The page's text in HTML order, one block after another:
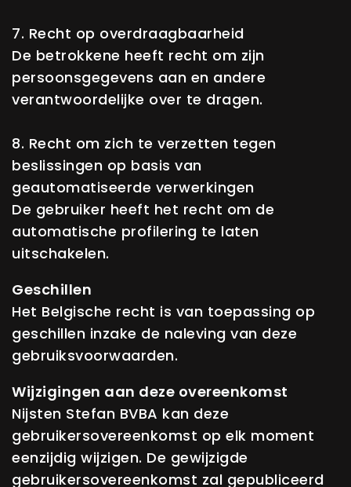
7. Recht op overdraagbaarheid
De betrokkene heeft recht om zijn
persoonsgegevens aan en andere
verantwoordelijke over te dragen.
8. Recht om zich te verzetten tegen
beslissingen op basis van
geautomatiseerde verwerkingen
De gebruiker heeft het recht om de
automatische profilering te laten
uitschakelen.
Geschillen
Het Belgische recht is van toepassing op
geschillen inzake de naleving van deze
gebruiksvoorwaarden.
Wijzigingen aan deze overeenkomst
Nijsten Stefan BVBA kan deze
gebruikersovereenkomst op elk moment
eenzijdig wijzigen. De gewijzigde
gebruikersovereenkomst zal gepubliceerd